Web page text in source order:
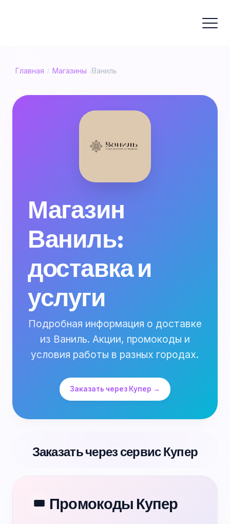
Главная / Магазины /Ваниль
Магазин
Ваниль:
доставка и
услуги
Подробная информация о доставке
из Ваниль. Акции, промокоды и
условия работы в разных городах.
Заказать через Купер →
Заказать через сервис Купер
🎟️ Промокоды Купер